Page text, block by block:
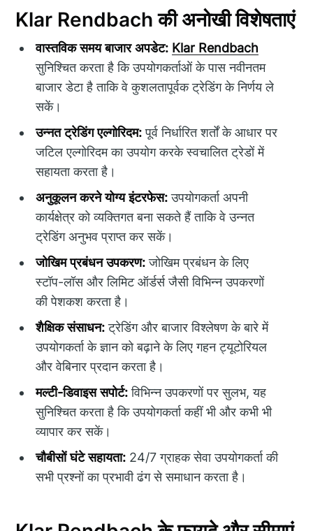
Klar Rendbach की अनोखी विशेषताएं
वास्तविक समय बाजार अपडेट: Klar Rendbach
सुनिश्चित करता है कि उपयोगकर्ताओं के पास नवीनतम
बाजार डेटा है ताकि वे कुशलतापूर्वक ट्रेडिंग के निर्णय ले
सकें।
उन्नत ट्रेडिंग एल्गोरिदम:पूर्व निर्धारित शर्तों के आधार पर
जटिल एल्गोरिदम का उपयोग करके स्वचालित ट्रेडों में
सहायता करता है।
अनुकूलन करने योग्य इंटरफेस:उपयोगकर्ता अपनी
कार्यक्षेत्र को व्यक्तिगत बना सकते हैं ताकि वे उन्नत
ट्रेडिंग अनुभव प्राप्त कर सकें।
जोखिम प्रबंधन उपकरण:जोखिम प्रबंधन के लिए
स्टॉप-लॉस और लिमिट ऑर्डर्स जैसी विभिन्न उपकरणों
की पेशकश करता है।
शैक्षिक संसाधन:ट्रेडिंग और बाजार विश्लेषण के बारे में
उपयोगकर्ता के ज्ञान को बढ़ाने के लिए गहन ट्यूटोरियल
और वेबिनार प्रदान करता है।
मल्टी-डिवाइस सपोर्ट:विभिन्न उपकरणों पर सुलभ, यह
सुनिश्चित करता है कि उपयोगकर्ता कहीं भी और कभी भी
व्यापार कर सकें।
चौबीसों घंटे सहायता: 24/7 ग्राहक सेवा उपयोगकर्ता की
सभी प्रश्नों का प्रभावी ढंग से समाधान करता है।